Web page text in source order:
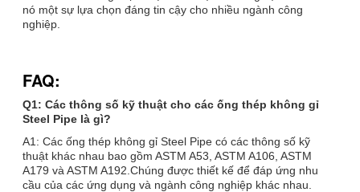
nó một sự lựa chọn đáng tin cậy cho nhiều ngành công
nghiệp.
FAQ:
Q1: Các thông số kỹ thuật cho các ống thép không gỉ
Steel Pipe là gì?
A1: Các ống thép không gỉ Steel Pipe có các thông số kỹ
thuật khác nhau bao gồm ASTM A53, ASTM A106, ASTM
A179 và ASTM A192.Chúng được thiết kế để đáp ứng nhu
cầu của các ứng dụng và ngành công nghiệp khác nhau.